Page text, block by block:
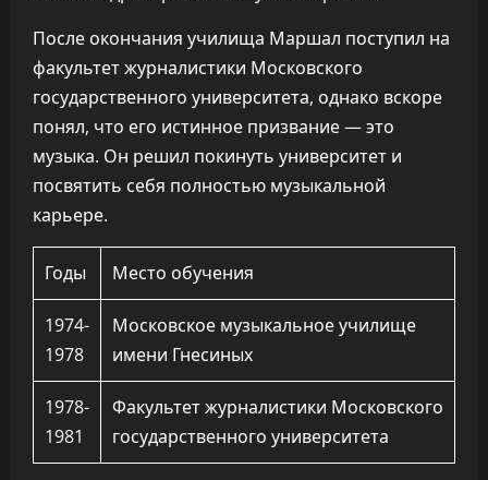
После окончания училища Маршал поступил на
факультет журналистики Московского
государственного университета, однако вскоре
понял, что его истинное призвание — это
музыка. Он решил покинуть университет и
посвятить себя полностью музыкальной
карьере.
Годы Место обучения
1974-
1978
Московское музыкальное училище
имени Гнесиных
1978-
1981
Факультет журналистики Московского
государственного университета